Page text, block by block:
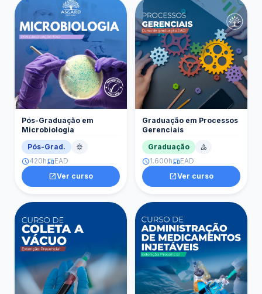
Pós-Graduação em
Microbiologia
Pós-Grad.
coronavirus
schedule420hdevicesEAD
open_in_newVer curso
Graduação em Processos
Gerenciais
Graduação
category
schedule1.600hdevicesEAD
open_in_newVer curso